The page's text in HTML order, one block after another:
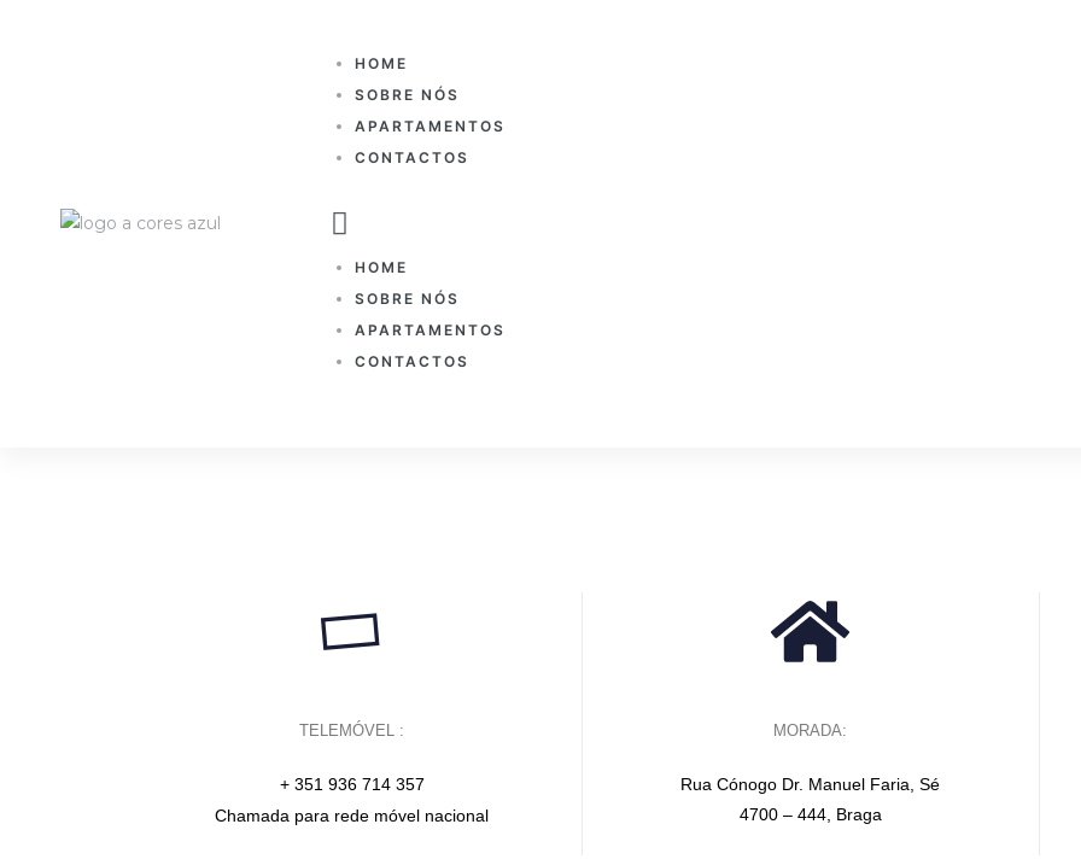
HOME
SOBRE NÓS
APARTAMENTOS
CONTACTOS
HOME
SOBRE NÓS
APARTAMENTOS
CONTACTOS
TELEMÓVEL :
+ 351 936 714 357
Chamada para rede móvel nacional
MORADA:
Rua Cónogo Dr. Manuel Faria, Sé
4700 – 444, Braga